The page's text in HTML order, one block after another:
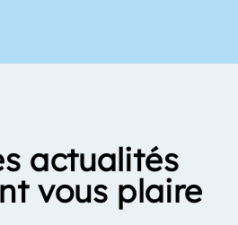
actualités
vous plaire